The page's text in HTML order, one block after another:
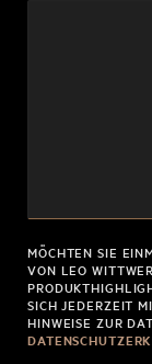
MÖCHTEN SIE
VON LEO
SICH JEDERZEIT
HINWEISE ZUR